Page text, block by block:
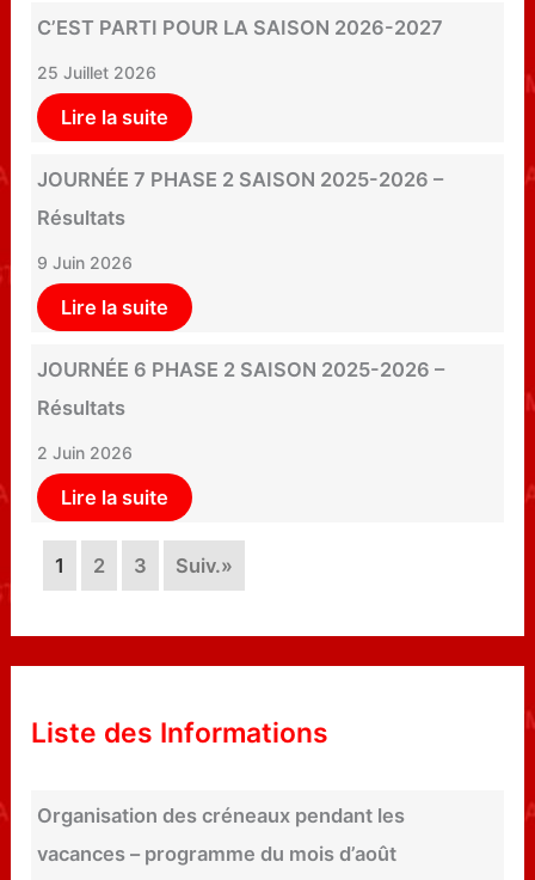
C’EST PARTI POUR LA SAISON 2026-2027
25 Juillet 2026
Lire la suite
JOURNÉE 7 PHASE 2 SAISON 2025-2026 –
Résultats
9 Juin 2026
Lire la suite
JOURNÉE 6 PHASE 2 SAISON 2025-2026 –
Résultats
2 Juin 2026
Lire la suite
1 2 3 Suiv.»
Liste des Informations
Organisation des créneaux pendant les
vacances – programme du mois d’août